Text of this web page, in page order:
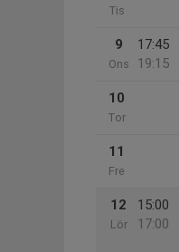
Tis
9
Ons
17:45
19:15
10
Tor
11
Fre
12
Lör
15:00
17:00